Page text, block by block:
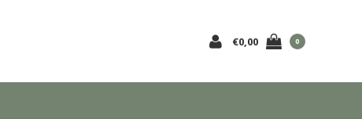
€0,00 0